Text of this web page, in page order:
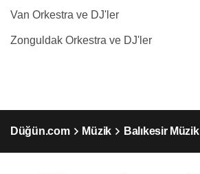
Van Orkestra ve DJ'ler
Zonguldak Orkestra ve DJ'ler
Düğün.com Müzik Balıkesir Müzik